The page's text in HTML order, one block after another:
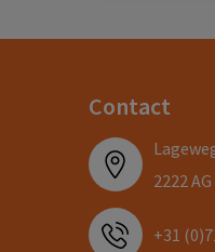
Contact
2222
+31